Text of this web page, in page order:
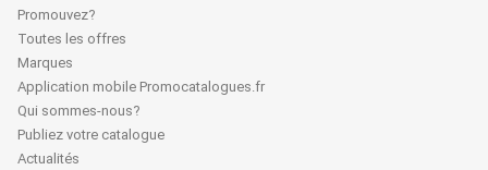
Promouvez?
Toutes les offres
Marques
Application mobile Promocatalogues.fr
Qui sommes-nous?
Publiez votre catalogue
Actualités